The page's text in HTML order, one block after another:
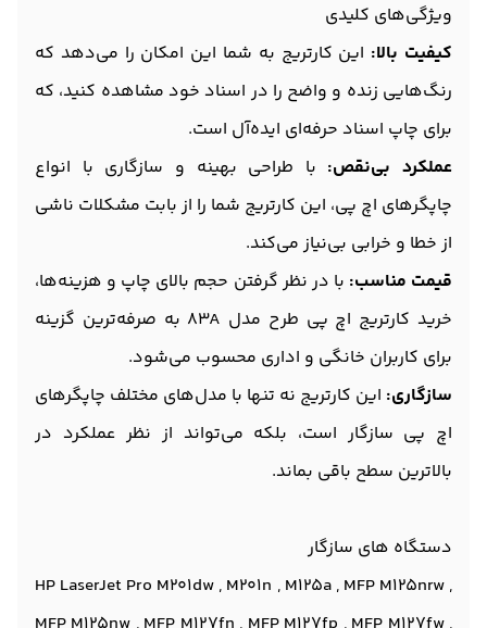
ویژگی‌های کلیدی
کیفیت بالا: این کارتریج به شما این امکان را می‌دهد که
رنگ‌هایی زنده و واضح را در اسناد خود مشاهده کنید، که
برای چاپ اسناد حرفه‌ای ایده‌آل است.
عملکرد بی‌نقص: با طراحی بهینه و سازگاری با انواع
چاپگرهای اچ پی، این کارتریج شما را از بابت مشکلات ناشی
از خطا و خرابی بی‌نیاز می‌کند.
قیمت مناسب: با در نظر گرفتن حجم بالای چاپ و هزینه‌ها،
خرید کارتریج اچ پی طرح مدل 83A به صرفه‌ترین گزینه
برای کاربران خانگی و اداری محسوب می‌شود.
سازگاری: این کارتریج نه تنها با مدل‌های مختلف چاپگرهای
اچ پی سازگار است، بلکه می‌تواند از نظر عملکرد در
بالاترین سطح باقی بماند.
دستگاه های سازگار
HP LaserJet Pro M201dw , M201n , M125a , MFP M125nrw ,